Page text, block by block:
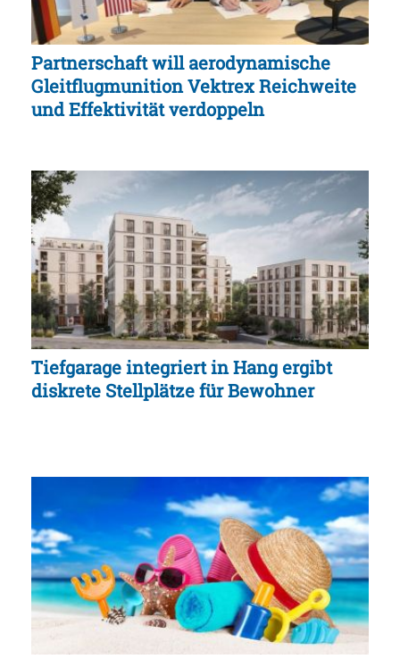
Partnerschaft will aerodynamische
Gleitflugmunition Vektrex Reichweite
und Effektivität verdoppeln
Tiefgarage integriert in Hang ergibt
diskrete Stellplätze für Bewohner